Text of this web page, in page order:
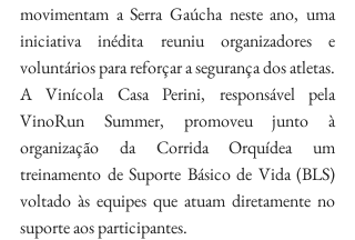
movimentam a Serra Gaúcha neste ano, uma
iniciativa inédita reuniu organizadores e
voluntários para reforçar a segurança dos atletas.
A Vinícola Casa Perini, responsável pela
VinoRun Summer, promoveu junto à
organização da Corrida Orquídea um
treinamento de Suporte Básico de Vida (BLS)
voltado às equipes que atuam diretamente no
suporte aos participantes.